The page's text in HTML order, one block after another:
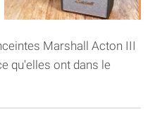
Marshall Acton III
qu'elles ont dans le